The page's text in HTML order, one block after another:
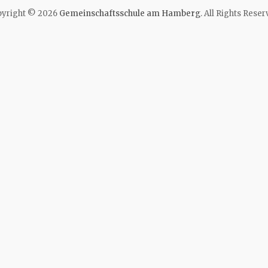
© 2026 Gemeinschaftsschule am Hamberg. All Rights